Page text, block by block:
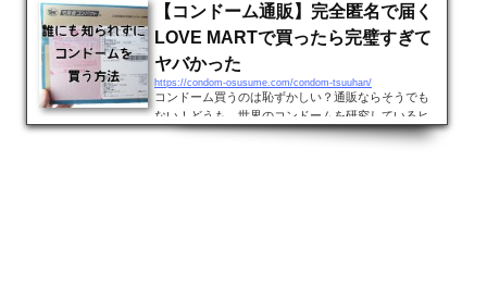
【コンドーム通販】完全匿名で届く
LOVE MARTで買ったら完璧すぎて
ヤバかった
https://condom-osusume.com/condom-tsuuhan/
コンドーム買うのは恥ずかしい？通販ならそうでも
ない！どうも、世界のコンドームを研究しているヒ
ラノです。 コンドームは避妊具です。つまり、健康